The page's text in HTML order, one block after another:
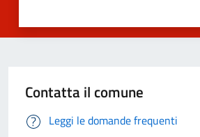
Contatta il comune
Leggi le domande frequenti